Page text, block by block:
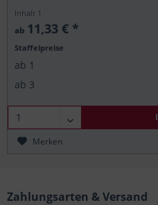
Inhalt 1
ab 11,33 € *
Staffelpreise
ab 1
ab 3
Merken
Zahlungsarten & Versand